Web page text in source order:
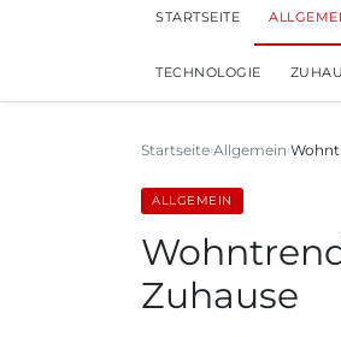
STARTSEITE
TECHNOLOGIE
Startseite Allgemein
ALLGEMEIN
Zuhause